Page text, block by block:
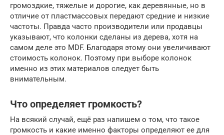
громоздкие, тяжелые и дорогие, как деревянные, но в
отличие от пластмассовых передают средние и низкие
частоты. Правда часто производители или продавцы
указывают, что колонки сделаны из дерева, хотя на
самом деле это MDF. Благодаря этому они увеличивают
стоимость колонок. Поэтому при выборе колонок
именно из этих материалов следует быть
внимательным.
Что определяет громкость?
На всякий случай, ещё раз напишем о том, что такое
громкость и какие именно факторы определяют ее для